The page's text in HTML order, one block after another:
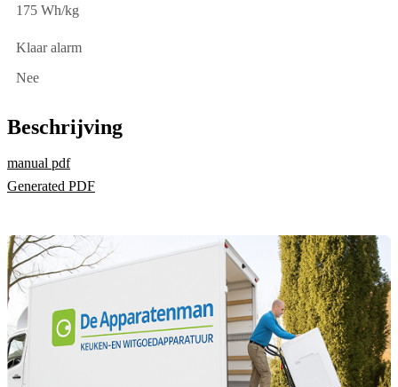
175 Wh/kg
Klaar alarm
Nee
Beschrijving
manual pdf
Generated PDF